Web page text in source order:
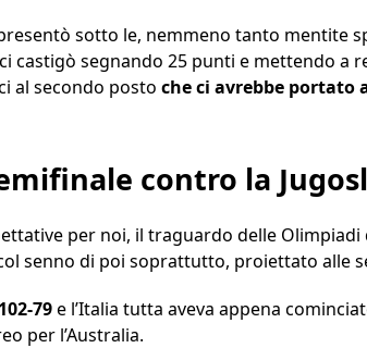
sotto le, nemmeno tanto mentite
castigò segnando 25 punti e mettendo a
al secondo posto che ci avrebbe portato
contro la
per noi, il traguardo delle Olimpiadi
senno di poi soprattutto, proiettato alle
79e l’Italia tutta aveva appena
per l’Australia.